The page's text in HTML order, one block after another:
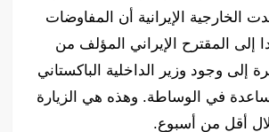
الخارجية الإيرانية أن المفاوضات
إلى المقترح الإيراني المؤلف من
إلى وجود وزير الداخلية الباكستاني
في الوساطة. وهذه هي الزيارة
خلال أقل من أسبوع.